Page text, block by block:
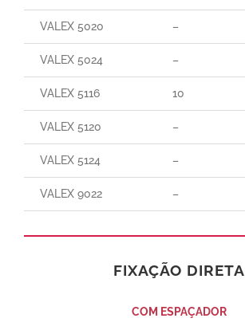
VALEX 5020 –
VALEX 5024 –
VALEX 5116 10
VALEX 5120 –
VALEX 5124 –
VALEX 9022 –
FIXAÇÃO DIRETA
COM ESPAÇADOR